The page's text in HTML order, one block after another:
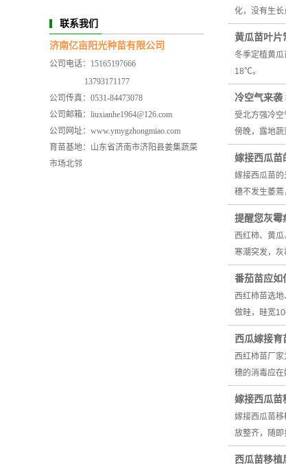
联系我们
济南亿亩阳光种苗有限公司
公司电话：15165197666
13793171177
公司传真：0531-84473078
公司邮箱：liuxianhe1964@126.com
公司网址：www.ymygzhongmiao.com
育苗基地：山东省济南市济阳县姜集蔬菜
市场北邻
化，没有生
黄瓜苗叶片
冬季定植黄
18℃。
冷空气来袭
受北方强冷
傍晚，露地蔬
嫁接西瓜苗
嫁接西瓜苗
穗不发生萎
提醒您灰霉
西红柿、黄
寒潮突发，灰
番茄苗应如
西红柿苗选
做畦，畦宽
西瓜嫁接育
西红柿苗厂
穗的消毒应
嫁接西瓜苗
嫁接西瓜苗
放整齐，随
西瓜苗移植